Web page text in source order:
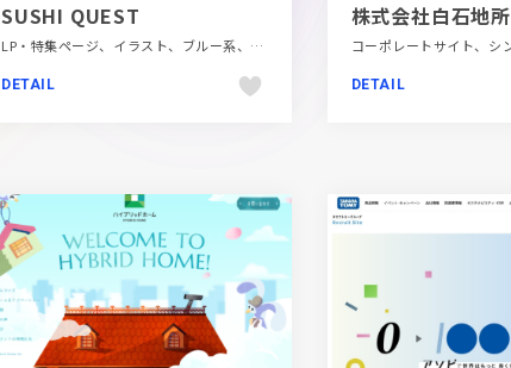
SUSHI QUEST
LP・特集ページ、イラスト、ブルー系、ポップ、モーション多め、地域・団体・活動、飲料・食品
DETAIL
株式会社白石地所
DETAIL